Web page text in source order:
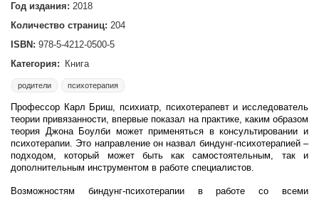
Год издания: 2018
Количество страниц: 204
ISBN: 978-5-4212-0500-5
Категория:
Книга
родители психотерапия
Профессор Карл Бриш, психиатр, психотерапевт и исследователь
теории привязанности, впервые показал на практике, каким образом
теория Джона Боулби может применяться в консультировании и
психотерапии. Это направление он назвал биндунг-психотерапией –
подходом, который может быть как самостоятельным, так и
дополнительным инструментом в работе специалистов.
Возможностям биндунг-психотерапии в работе со всеми